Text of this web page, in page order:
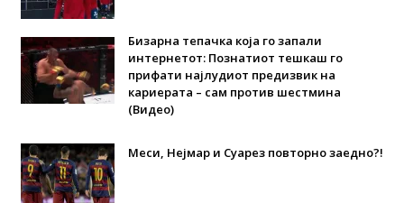
Бизарна тепачка која го запали
интернетот: Познатиот тешкаш го
прифати најлудиот предизвик на
кариерата – сам против шестмина
(Видео)
Меси, Нејмар и Суарез повторно заедно?!